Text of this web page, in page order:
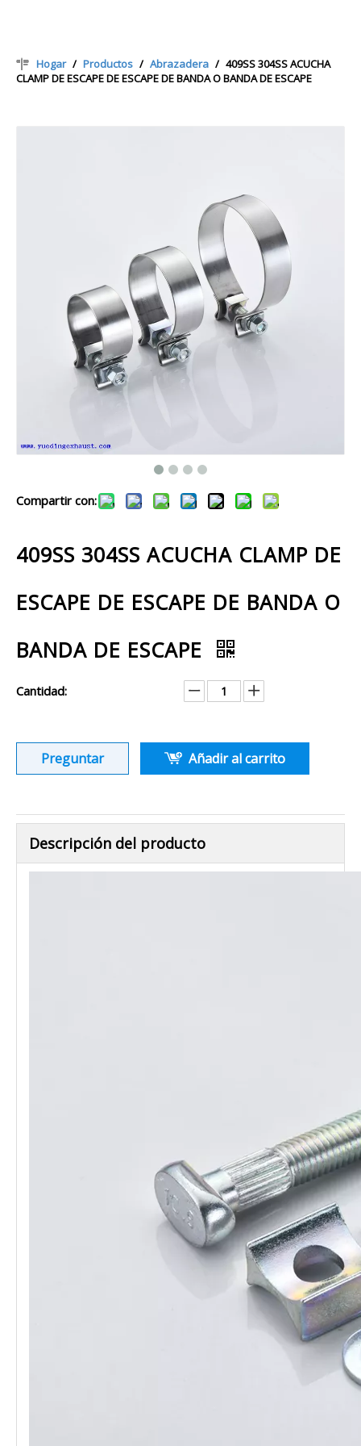
Hogar / Productos / Abrazadera / 409SS 304SS ACUCHA
CLAMP DE ESCAPE DE ESCAPE DE BANDA O BANDA DE ESCAPE
Compartir con:
409SS 304SS ACUCHA CLAMP DE
ESCAPE DE ESCAPE DE BANDA O
BANDA DE ESCAPE
Cantidad:
Preguntar Añadir al carrito
Descripción del producto